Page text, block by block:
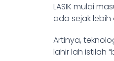
LASIK mulai
ada sejak lebih
Artinya,
lahir lah istilah